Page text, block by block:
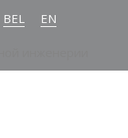
BEL EN